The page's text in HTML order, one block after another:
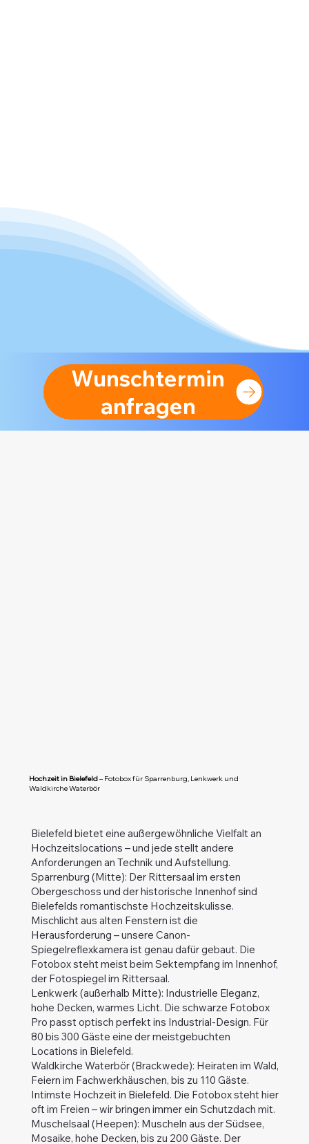
Wunschtermin
anfragen
Hochzeit in Bielefeld– Fotobox für Sparrenburg, Lenkwerk und
Waldkirche Waterbör
Bielefeld bietet eine außergewöhnliche Vielfalt an
Hochzeitslocations – und jede stellt andere
Anforderungen an Technik und Aufstellung.
Sparrenburg (Mitte): Der Rittersaal im ersten
Obergeschoss und der historische Innenhof sind
Bielefelds romantischste Hochzeitskulisse.
Mischlicht aus alten Fenstern ist die
Herausforderung – unsere Canon-
Spiegelreflexkamera ist genau dafür gebaut. Die
Fotobox steht meist beim Sektempfang im Innenhof,
der Fotospiegel im Rittersaal.
Lenkwerk (außerhalb Mitte): Industrielle Eleganz,
hohe Decken, warmes Licht. Die schwarze Fotobox
Pro passt optisch perfekt ins Industrial-Design. Für
80 bis 300 Gäste eine der meistgebuchten
Locations in Bielefeld.
Waldkirche Waterbör (Brackwede): Heiraten im Wald,
Feiern im Fachwerkhäuschen, bis zu 110 Gäste.
Intimste Hochzeit in Bielefeld. Die Fotobox steht hier
oft im Freien – wir bringen immer ein Schutzdach mit.
Muschelsaal (Heepen): Muscheln aus der Südsee,
Mosaike, hohe Decken, bis zu 200 Gäste. Der